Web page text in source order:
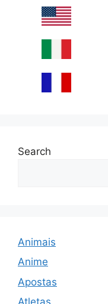
Search
Animais
Anime
Apostas